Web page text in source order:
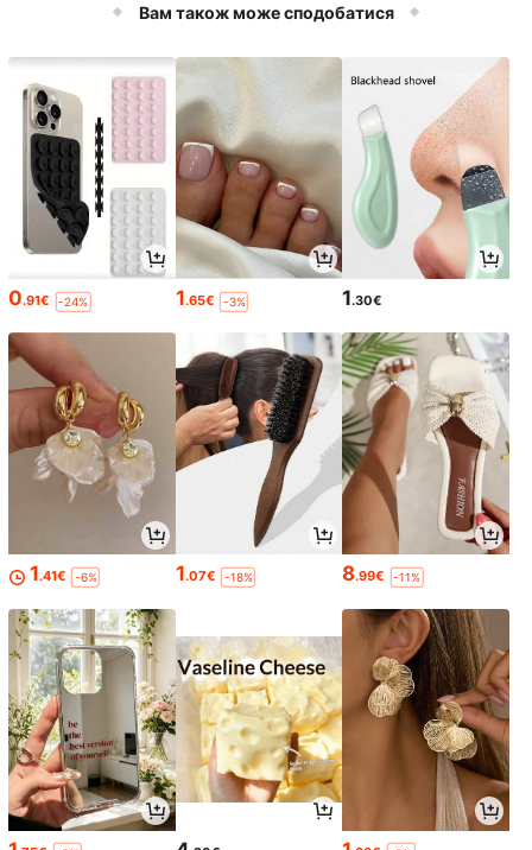
Вам також може сподобатися
0.91€ -24% 1.65€ -3% 1.30€
1.41€ -6% 1.07€ -18% 8.99€ -11%